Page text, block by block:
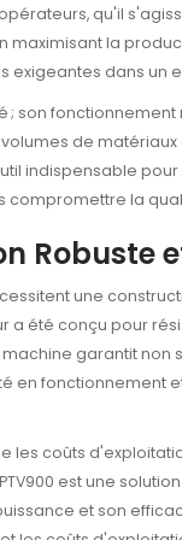
qu'il
la
dans un
; son
de
indispensable
compromettre la
Robuste
une
a été conçu pour
garantit
en fonctionnement
les coûts
est une
et son